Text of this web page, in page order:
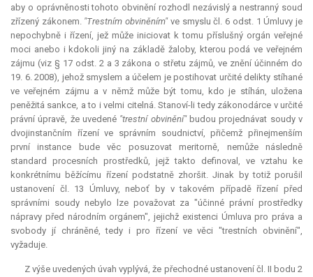
aby o oprávněnosti tohoto obvinění rozhodl nezávislý a nestranný soud
zřízený zákonem. "Trestním obviněním"ve smyslu čl. 6 odst. 1 Úmluvy je
nepochybně i řízení, jež může iniciovat k tomu příslušný orgán veřejné
moci anebo i kdokoli jiný na základě žaloby, kterou podá ve veřejném
zájmu (viz § 17 odst. 2 a 3 zákona o střetu zájmů, ve znění účinném do
19. 6. 2008), jehož smyslem a účelem je postihovat určité delikty stíhané
ve veřejném zájmu a v němž může být tomu, kdo je stíhán, uložena
peněžitá sankce, a to i velmi citelná. Stanoví-li tedy zákonodárce v určité
právní úpravě, že uvedené "trestní obvinění"budou projednávat soudy v
dvojinstančním řízení ve správním soudnictví, přičemž přinejmenším
první instance bude věc posuzovat meritorně, nemůže následně
standard procesních prostředků, jejž takto definoval, ve vztahu ke
konkrétnímu běžícímu řízení podstatně zhoršit. Jinak by totiž porušil
ustanovení čl. 13 Úmluvy, neboť by v takovém případě řízení před
správními soudy nebylo lze považovat za "účinné právní prostředky
nápravy před národním orgánem", jejichž existenci Úmluva pro práva a
svobody jí chráněné, tedy i pro řízení ve věci "trestních obvinění",
vyžaduje.
Z výše uvedených úvah vyplývá, že přechodné ustanovení čl. II bodu 2